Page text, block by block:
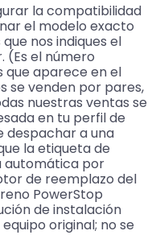
la compatibilidad
el modelo exacto
nos indiques el
(Es el número
que aparece en el
se venden por pares,
nuestras ventas se
en tu perfil de
despachar a una
la etiqueta de
automática por
de reemplazo del
PowerStop
de instalación
original; no se